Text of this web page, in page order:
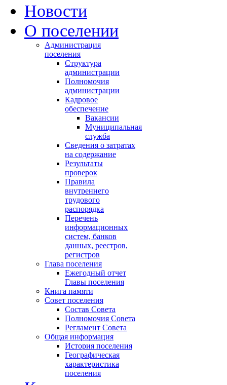
Новости
О поселении
Администрация
поселения
Структура
администрации
Полномочия
администрации
Кадровое
обеспечение
Вакансии
Муниципальная
служба
Сведения о затратах
на содержание
Результаты
проверок
Правила
внутреннего
трудового
распорядка
Перечень
информационных
систем, банков
данных, реестров,
регистров
Глава поселения
Ежегодный отчет
Главы поселения
Книга памяти
Совет поселения
Состав Совета
Полномочия Совета
Регламент Совета
Общая информация
История поселения
Географическая
характеристика
поселения